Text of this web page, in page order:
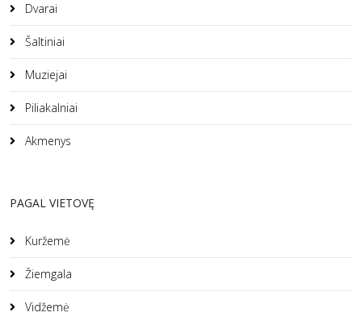
Dvarai
Šaltiniai
Muziejai
Piliakalniai
Akmenys
PAGAL VIETOVĘ
Kuržemė
Žiemgala
Vidžemė